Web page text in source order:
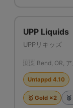
UPP Liquids
UPPリキッズ
🇺🇸 Bend, OR, ア
Untappd 4.10
🥇 Gold ×2